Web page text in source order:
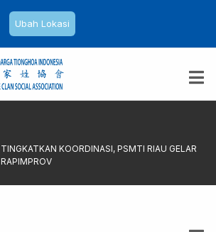
Ubah Lokasi
TINGKATKAN KOORDINASI, PSMTI RIAU GELAR
RAPIMPROV